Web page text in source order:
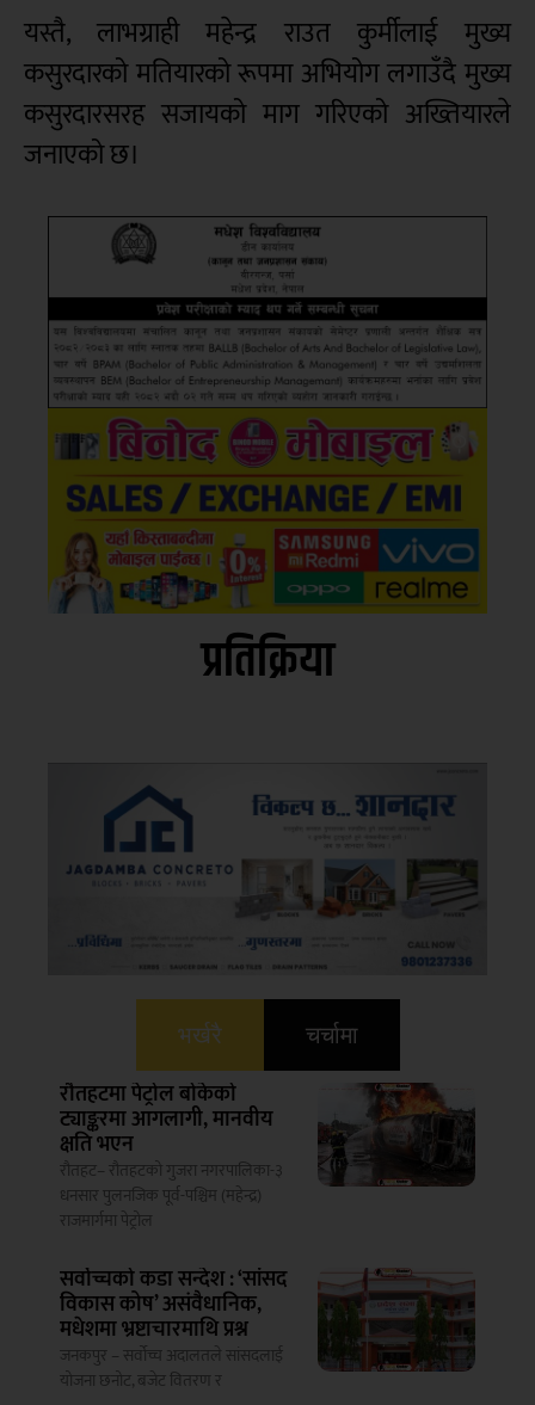
यस्तै, लाभग्राही महेन्द्र राउत कुर्मीलाई मुख्य
कसुरदारको मतियारको रूपमा अभियोग लगाउँदै मुख्य
कसुरदारसरह सजायको माग गरिएको अख्तियारले
जनाएको छ।
प्रतिक्रिया
भर्खरै चर्चामा
रौतहटमा पेट्रोल बोकेको
ट्याङ्करमा आगलागी, मानवीय
क्षति भएन
रौतहट– रौतहटको गुजरा नगरपालिका-३
धनसार पुलनजिक पूर्व-पश्चिम (महेन्द्र)
राजमार्गमा पेट्रोल
सर्वोच्चको कडा सन्देश : ‘सांसद
विकास कोष’ असंवैधानिक,
मधेशमा भ्रष्टाचारमाथि प्रश्न
जनकपुर – सर्वोच्च अदालतले सांसदलाई
योजना छनोट, बजेट वितरण र